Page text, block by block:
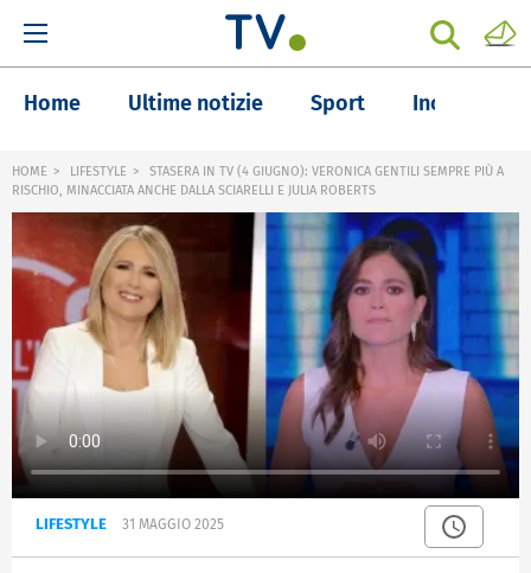
Home Ultime notizie Sport Inchieste
HOME LIFESTYLE
STASERA IN TV (4 GIUGNO): VERONICA GENTILI SEMPRE PIÙ A
RISCHIO, MINACCIATA ANCHE DALLA SCIARELLI E JULIA ROBERTS
LIFESTYLE 31 MAGGIO 2025